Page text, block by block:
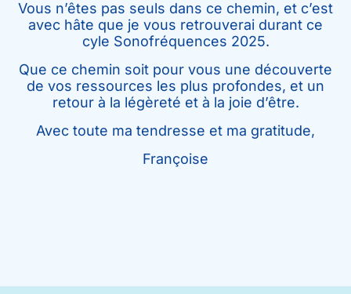
Vous n’êtes pas seuls dans ce chemin, et c’est
avec hâte que je vous retrouverai durant ce
cyle Sonofréquences 2025.
Que ce chemin soit pour vous une découverte
de vos ressources les plus profondes, et un
retour à la légèreté et à la joie d’être.
Avec toute ma tendresse et ma gratitude,
Françoise